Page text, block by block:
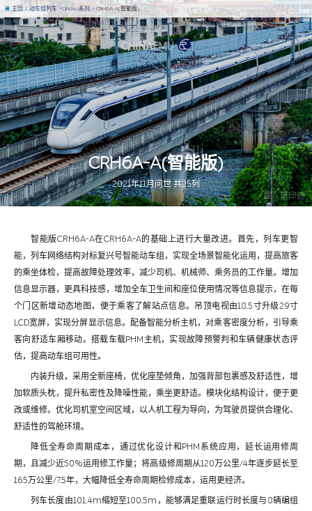
图 / 董邱迪
CRH6A-A(智能版)
2021年11月问世 共25列
主页 动车组列车 Cinova系列 CRH6A-A(智能版)
智能版CRH6A-A在CRH6A-A的基础上进行大量改进。首先，列车更智
能，列车网络结构对标复兴号智能动车组，实现全场景智能化运用，提高旅客
的乘坐体检，提高故障处理效率，减少司机、机械师、乘务员的工作量。增加
信息显示器，更具科技感，增加全车卫生间和座位使用情况等信息提示，在每
个门区新增动态地图，便于乘客了解站点信息。吊顶电视由18.5寸升级29寸
LCD宽屏，实现分屏显示信息。配备智能分析主机，对乘客密度分析，引导乘
客向舒适车厢移动。搭载车载PHM主机，实现故障预警判和车辆健康状态评
估，提高动车组可用性。
内装升级，采用全新座椅，优化座垫倾角，加强背部包裹感及舒适性，增
加软质头枕，提升私密性及降噪性能，乘坐更舒适。模块化结构设计，便于更
改或维修。优化司机室空间区域，以人机工程为导向，为驾驶员提供合理化、
舒适性的驾舱环境。
降低全寿命周期成本，通过优化设计和PHM系统应用，延长运用修周
期，且减少近50%运用修工作量；将高级修周期从120万公里/4年逐步延长至
165万公里/7.5年，大幅降低全寿命周期检修成本，运用更经济。
列车长度由101.4m缩短至100.5m，能够满足重联运行时长度与8辆编组